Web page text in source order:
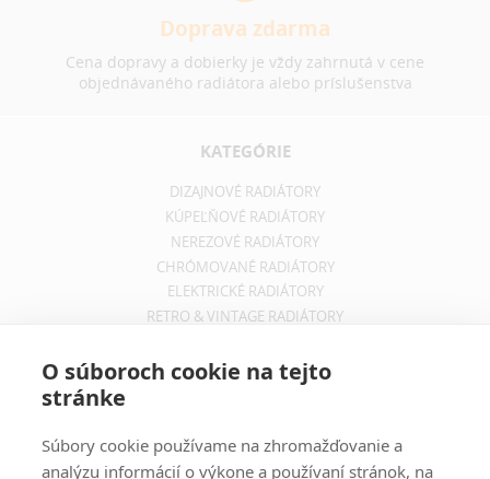
Doprava zdarma
Cena dopravy a dobierky je vždy zahrnutá v cene
objednávaného radiátora alebo príslušenstva
KATEGÓRIE
DIZAJNOVÉ RADIÁTORY
KÚPEĽŇOVÉ RADIÁTORY
NEREZOVÉ RADIÁTORY
CHRÓMOVANÉ RADIÁTORY
ELEKTRICKÉ RADIÁTORY
RETRO & VINTAGE RADIÁTORY
INFORMÁCIE O DOPRAVE
OCHRANA SÚKROMIA
O súboroch cookie na tejto
stránke
Súbory cookie používame na zhromažďovanie a
analýzu informácií o výkone a používaní stránok, na